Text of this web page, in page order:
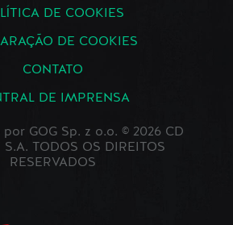
DE COOKIES
DE COOKIES
CONTATO
DE IMPRENSA
GOG Sp. z o.o. © 2026 CD
S.A. TODOS OS DIREITOS
RESERVADOS